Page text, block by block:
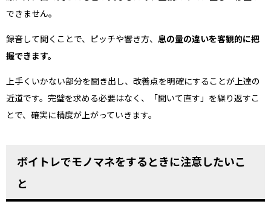
できません。
録音して聞くことで、ピッチや響き方、 息の量の違いを客観的に把
握できます。
上手くいかない部分を聞き出し、改善点を明確にすることが上達の
近道です。完璧を求める必要はなく、「聞いて直す」を繰り返すこ
とで、確実に精度が上がっていきます。
ボイトレでモノマネをするときに注意したいこ
と